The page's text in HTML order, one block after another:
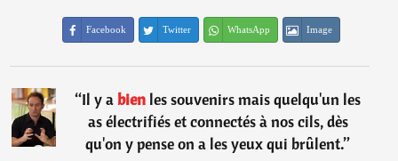
Facebook Twitter WhatsApp Image
“Il y abien les souvenirs mais quelqu'un les
as électrifiés et connectés à nos cils, dès
qu'on y pense on a les yeux qui brûlent.”